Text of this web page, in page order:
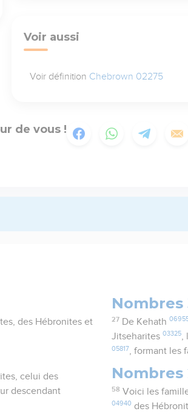
Voir aussi
Voir définition Chebrown 02275
de vous !
des Hébronites et
celui des
descendant
Nombres
27 De Kehath
Jitseharites03325,
05817, formant les
Nombres
58 Voici les
04940 des